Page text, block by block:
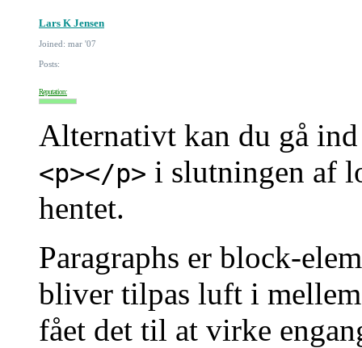
Lars K Jensen
Joined: mar '07
Posts:
Reputation:
Alternativt kan du gå
<p></p> i slutningen af
hentet.
Paragraphs er block-
bliver tilpas luft i mellem
fået det til at virke